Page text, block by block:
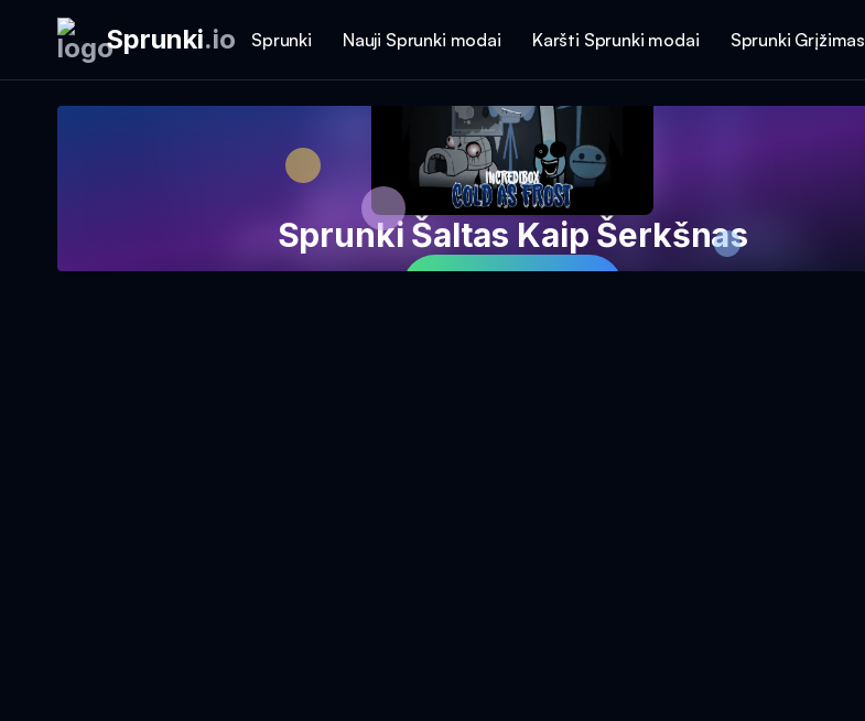
Sprunki.io Sprunki Nauji Sprunki modai Karšti Sprunki modai Sprunki Grįžimas
Sprunki Šaltas Kaip Šerkšnas